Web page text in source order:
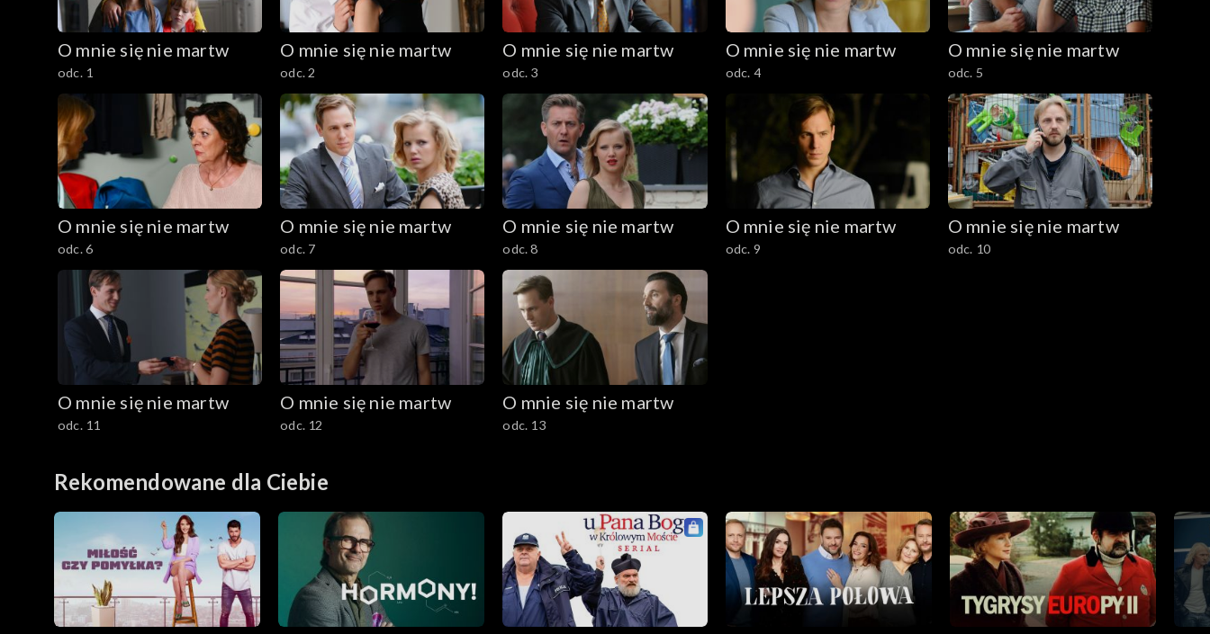
Sezon 3
Sezon 4
Sezon 5
Sezon 6
Sezon 7
Sezon 8
Sezon 9
Sezon 10
Sezon 11
Sezon 12
O mnie się nie martw
odc. 1
O mnie się nie martw
odc. 2
O mnie się nie martw
odc. 3
O mnie się nie martw
odc. 4
O mnie się nie martw
odc. 5
O mnie się nie martw
odc. 6
O mnie się nie martw
odc. 7
O mnie się nie martw
odc. 8
O mnie się nie martw
odc. 9
O mnie się nie martw
odc. 10
O mnie się nie martw
odc. 11
O mnie się nie martw
odc. 12
O mnie się nie martw
odc. 13
Rekomendowane dla Ciebie